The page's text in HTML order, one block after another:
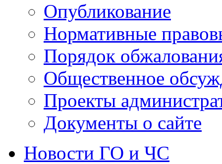
Опубликование
Нормативные
Порядок
Общественное
Проекты
Документы о сайте
Новости ГО и ЧС